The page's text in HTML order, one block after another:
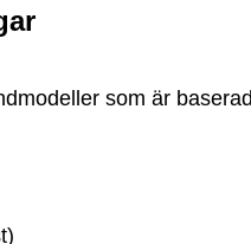
som är